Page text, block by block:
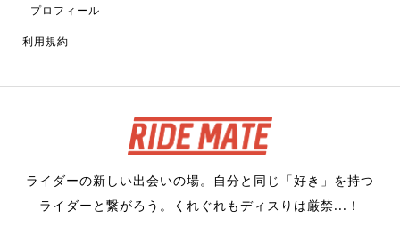
プロフィール
利用規約
ライダーの新しい出会いの場。自分と同じ「好き」を持つ
ライダーと繋がろう。くれぐれもディスりは厳禁...！